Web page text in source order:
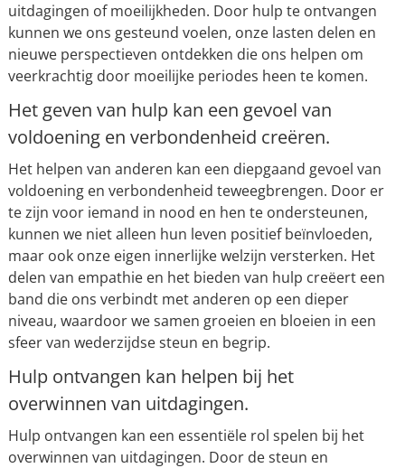
uitdagingen of moeilijkheden. Door hulp te ontvangen
kunnen we ons gesteund voelen, onze lasten delen en
nieuwe perspectieven ontdekken die ons helpen om
veerkrachtig door moeilijke periodes heen te komen.
Het geven van hulp kan een gevoel van
voldoening en verbondenheid creëren.
Het helpen van anderen kan een diepgaand gevoel van
voldoening en verbondenheid teweegbrengen. Door er
te zijn voor iemand in nood en hen te ondersteunen,
kunnen we niet alleen hun leven positief beïnvloeden,
maar ook onze eigen innerlijke welzijn versterken. Het
delen van empathie en het bieden van hulp creëert een
band die ons verbindt met anderen op een dieper
niveau, waardoor we samen groeien en bloeien in een
sfeer van wederzijdse steun en begrip.
Hulp ontvangen kan helpen bij het
overwinnen van uitdagingen.
Hulp ontvangen kan een essentiële rol spelen bij het
overwinnen van uitdagingen. Door de steun en